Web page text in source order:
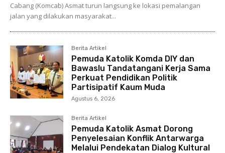
Cabang (Komcab) Asmat turun langsung ke lokasi pemalangan
jalan yang dilakukan masyarakat...
Berita Artikel
Pemuda Katolik Komda DIY dan
Bawaslu Tandatangani Kerja Sama
Perkuat Pendidikan Politik
Partisipatif Kaum Muda
Agustus 6, 2026
Berita Artikel
Pemuda Katolik Asmat Dorong
Penyelesaian Konflik Antarwarga
Melalui Pendekatan Dialog Kultural